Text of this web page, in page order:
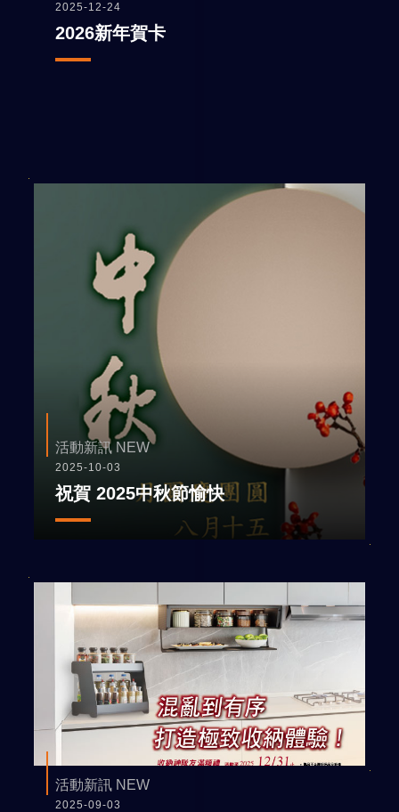
2025-12-24
2026新年賀卡
活動新訊 NEW
2025-10-03
祝賀 2025中秋節愉快
活動新訊 NEW
2025-09-03